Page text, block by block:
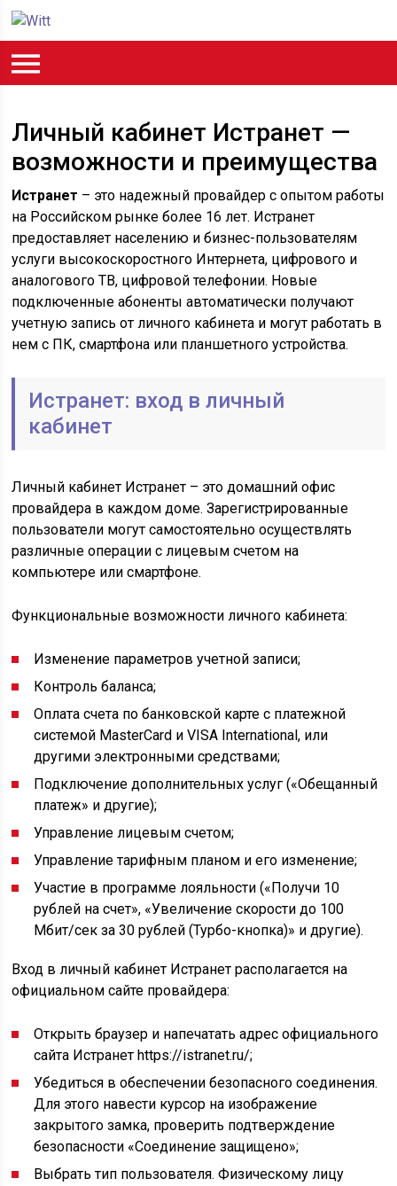
Личный кабинет Истранет —
возможности и преимущества
Истранет – это надежный провайдер с опытом работы
на Российском рынке более 16 лет. Истранет
предоставляет населению и бизнес-пользователям
услуги высокоскоростного Интернета, цифрового и
аналогового ТВ, цифровой телефонии. Новые
подключенные абоненты автоматически получают
учетную запись от личного кабинета и могут работать в
нем с ПК, смартфона или планшетного устройства.
Истранет: вход в личный
кабинет
Личный кабинет Истранет – это домашний офис
провайдера в каждом доме. Зарегистрированные
пользователи могут самостоятельно осуществлять
различные операции с лицевым счетом на
компьютере или смартфоне.
Функциональные возможности личного кабинета:
Изменение параметров учетной записи;
Контроль баланса;
Оплата счета по банковской карте с платежной
системой MasterCard и VISA International, или
другими электронными средствами;
Подключение дополнительных услуг («Обещанный
платеж» и другие);
Управление лицевым счетом;
Управление тарифным планом и его изменение;
Участие в программе лояльности («Получи 10
рублей на счет», «Увеличение скорости до 100
Мбит/сек за 30 рублей (Турбо-кнопка)» и другие).
Вход в личный кабинет Истранет располагается на
официальном сайте провайдера:
Открыть браузер и напечатать адрес официального
сайта Истранет https://istranet.ru/;
Убедиться в обеспечении безопасного соединения.
Для этого навести курсор на изображение
закрытого замка, проверить подтверждение
безопасности «Соединение защищено»;
Выбрать тип пользователя. Физическому лицу